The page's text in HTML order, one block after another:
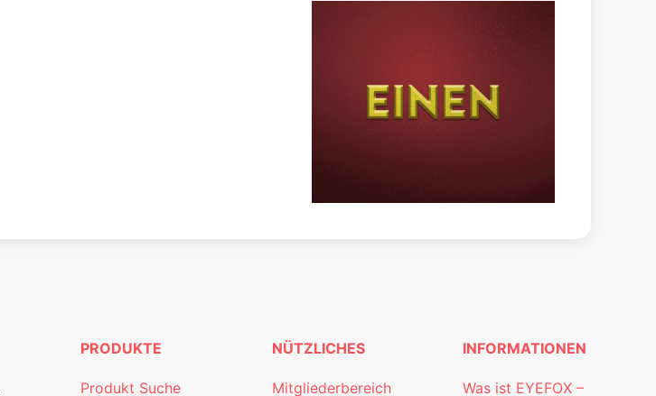
PRODUKTE
Produkt Suche
NÜTZLICHES
Mitgliederbereich
INFORMATIONEN
Was ist EYEFOX –